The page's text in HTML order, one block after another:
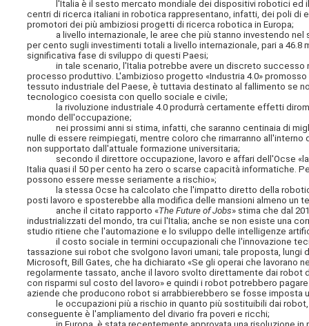
l'Italia è il sesto mercato mondiale dei dispositivi robotici ed il
centri di ricerca italiani in robotica rappresentano, infatti, dei poli di
promotori dei più ambiziosi progetti di ricerca robotica in Europa;
a livello internazionale, le aree che più stanno investendo nel
per cento sugli investimenti totali a livello internazionale, pari a 46.8
significativa fase di sviluppo di questi Paesi;
in tale scenario, l'Italia potrebbe avere un discreto successo
processo produttivo. L'ambizioso progetto «Industria 4.0»
tessuto industriale del Paese, è tuttavia destinato al fallimento se
tecnologico coesista con quello sociale e civile;
la rivoluzione industriale 4.0 produrrà certamente effetti
mondo dell'occupazione;
nei prossimi anni si stima, infatti, che saranno centinaia di
nulle di essere reimpiegati, mentre coloro che rimarranno
non supportato dall'attuale formazione universitaria;
secondo il direttore occupazione, lavoro e affari dell'Ocse «la
Italia quasi il 50 per cento ha zero o scarse capacità informatiche.
possono essere messe seriamente a rischio»;
la stessa Ocse ha calcolato che l'impatto diretto della
posti lavoro e sposterebbe alla modifica delle mansioni almeno un
anche il citato rapporto «The Future of Jobs» stima che dal
industrializzati del mondo, tra cui l'Italia; anche se non esiste una
studio ritiene che l'automazione e lo sviluppo delle intelligenze
il costo sociale in termini occupazionali che l'innovazione
tassazione sui robot che svolgono lavori umani; tale proposta,
Microsoft, Bill Gates, che ha dichiarato «Se gli operai che lavorano
regolarmente tassato, anche il lavoro svolto direttamente dai
con risparmi sul costo del lavoro» e quindi i robot potrebbero
aziende che producono robot si arrabbierebbero se fosse imposta
le occupazioni più a rischio in quanto più sostituibili dai robot,
conseguente è l'ampliamento del divario fra poveri e ricchi;